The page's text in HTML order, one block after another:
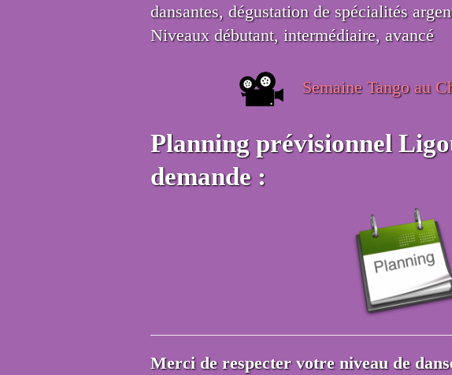
dansantes, dégustation de spécialités
Niveaux débutant, intermédiaire, avancé
Semaine Tango au
Planning prévisionnel
demande :
Merci de respecter votre niveau de